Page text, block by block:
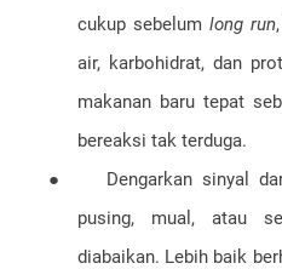
cukup sebelum long run
air, karbohidrat, dan
makanan baru tepat
bereaksi tak terduga.
●
Dengarkan sinyal
pusing, mual, atau
diabaikan. Lebih baik